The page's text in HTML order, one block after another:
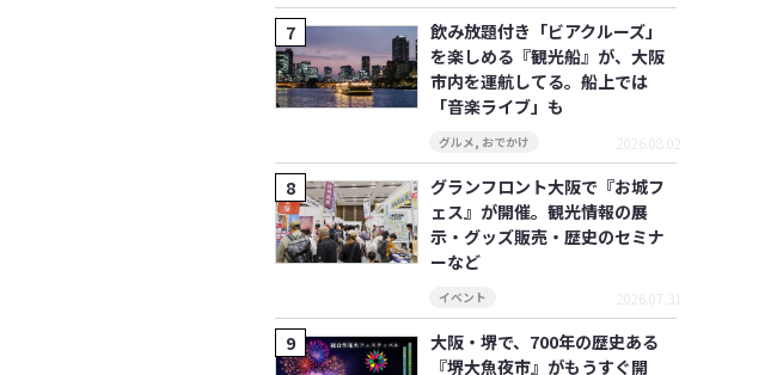
飲み放題付き「ビアクルーズ」
を楽しめる『観光船』が、大阪
市内を運航してる。船上では
「音楽ライブ」も
グルメ, おでかけ 2026.08.02
グランフロント大阪で『お城フ
ェス』が開催。観光情報の展
示・グッズ販売・歴史のセミナ
ーなど
イベント 2026.07.31
大阪・堺で、700年の歴史ある
『堺大魚夜市』がもうすぐ開